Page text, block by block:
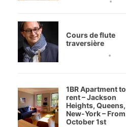
Cours de flute
traversière
1BR Apartment to
rent – Jackson
Heights, Queens,
New-York – From
October 1st